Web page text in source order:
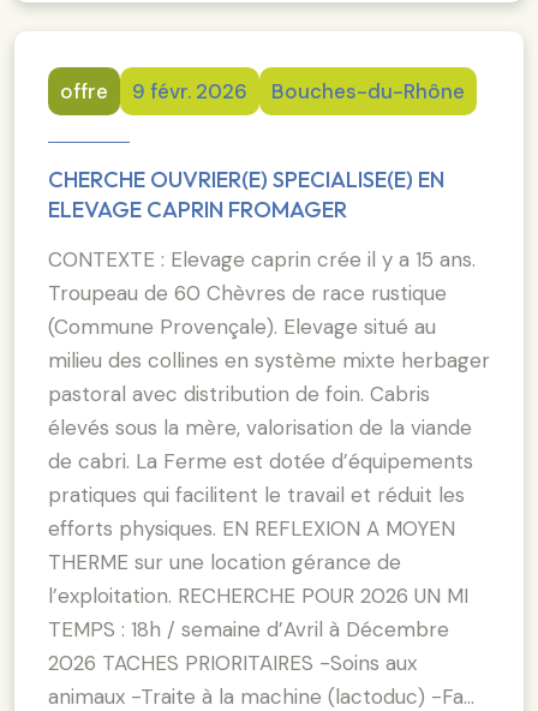
offre 9 févr. 2026 Bouches-du-Rhône
CHERCHE OUVRIER(E) SPECIALISE(E) EN
ELEVAGE CAPRIN FROMAGER
CONTEXTE : Elevage caprin crée il y a 15 ans.
Troupeau de 60 Chèvres de race rustique
(Commune Provençale). Elevage situé au
milieu des collines en système mixte herbager
pastoral avec distribution de foin. Cabris
élevés sous la mère, valorisation de la viande
de cabri. La Ferme est dotée d’équipements
pratiques qui facilitent le travail et réduit les
efforts physiques. EN REFLEXION A MOYEN
THERME sur une location gérance de
l’exploitation. RECHERCHE POUR 2026 UN MI
TEMPS : 18h / semaine d’Avril à Décembre
2026 TACHES PRIORITAIRES -Soins aux
animaux -Traite à la machine (lactoduc) -Fa…